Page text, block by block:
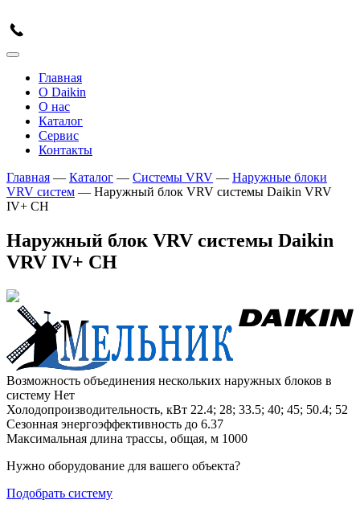
to
content
Главная
О Daikin
О нас
Каталог
Сервис
Контакты
Главная — Каталог — Системы VRV — Наружные блоки
VRV систем — Наружный блок VRV системы Daikin VRV
IV+ CH
Наружный блок VRV системы Daikin
VRV IV+ CH
Возможность объединения нескольких наружных блоков в
систему Нет
Холодопроизводительность, кВт 22.4; 28; 33.5; 40; 45; 50.4; 52
Сезонная энергоэффективность до 6.37
Максимальная длина трассы, общая, м 1000
Нужно оборудование для вашего объекта?
Подобрать систему